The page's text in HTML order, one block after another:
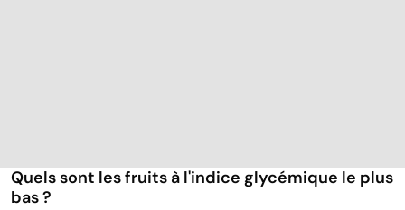
Quels sont les fruits à l'indice glycémique le plus
bas ?